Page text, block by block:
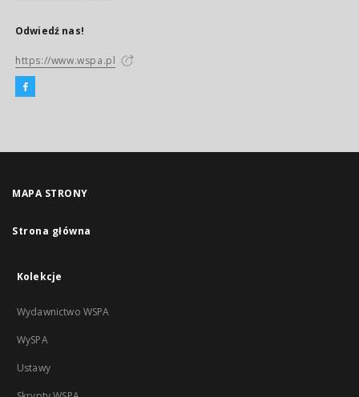
Odwiedź nas!
https://www.wspa.pl
MAPA STRONY
Strona główna
Kolekcje
Wydawnictwo WSPA
WySPA
Ustawy